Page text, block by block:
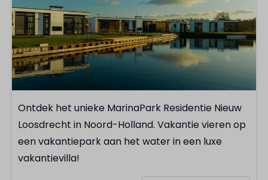
Ontdek het unieke MarinaPark Residentie Nieuw
Loosdrecht in Noord-Holland. Vakantie vieren op
een vakantiepark aan het water in een luxe
vakantievilla!